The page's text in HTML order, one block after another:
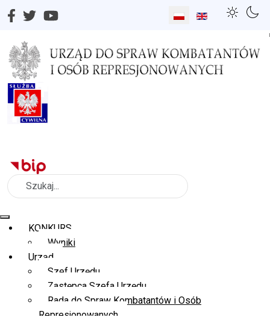
Wybierz swój język
Szukaj
KONKURS
Wyniki
Urząd
Szef Urzędu
Zastępca Szefa Urzędu
Rada do Spraw Kombatantów i Osób
Represjonowanych